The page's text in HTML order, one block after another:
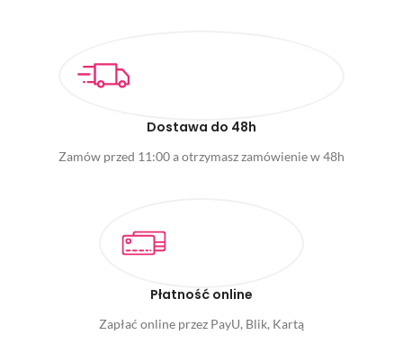
Dostawa do 48h
Zamów przed 11:00 a otrzymasz zamówienie w 48h
Płatność online
Zapłać online przez PayU, Blik, Kartą